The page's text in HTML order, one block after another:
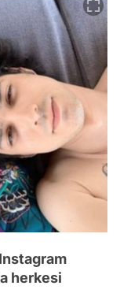
herkesi